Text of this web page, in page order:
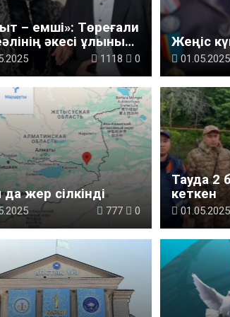
– емші»: Төреғали
әкесі ұлының
1118 0
Жеңіс
01.05.2025
жер сілкінді
777 0
Тауда 2
кеткен
01.05.2025